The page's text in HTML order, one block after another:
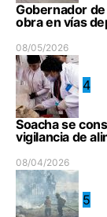
Gobernador
obra en vías
08/05/2026
4
Soacha se
vigilancia de
08/04/2026
5